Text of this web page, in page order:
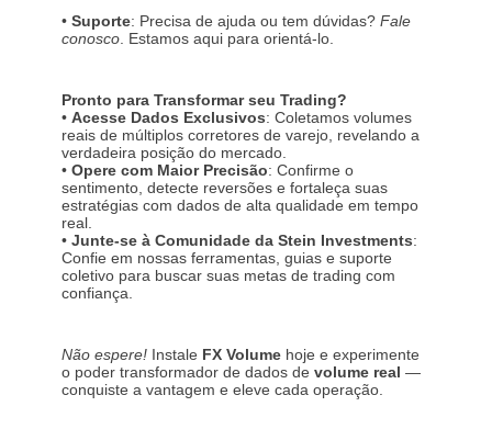
• Suporte: Precisa de ajuda ou tem dúvidas? Fale
conosco . Estamos aqui para orientá-lo.
Pronto para Transformar seu Trading?
• Acesse Dados Exclusivos: Coletamos volumes
reais de múltiplos corretores de varejo, revelando a
verdadeira posição do mercado.
• Opere com Maior Precisão: Confirme o
sentimento, detecte reversões e fortaleça suas
estratégias com dados de alta qualidade em tempo
real.
• Junte-se à Comunidade da Stein Investments:
Confie em nossas ferramentas, guias e suporte
coletivo para buscar suas metas de trading com
confiança.
Não espere! Instale FX Volume hoje e experimente
o poder transformador de dados de volume real —
conquiste a vantagem e eleve cada operação.